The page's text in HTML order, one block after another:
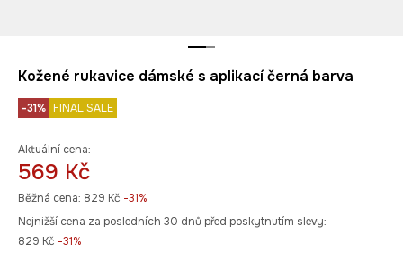
Kožené rukavice dámské s aplikací černá barva
-31% FINAL SALE
Aktuální cena:
569 Kč
Běžná cena: 829 Kč -31%
Nejnižší cena za posledních 30 dnů před poskytnutím slevy:
829 Kč -31%